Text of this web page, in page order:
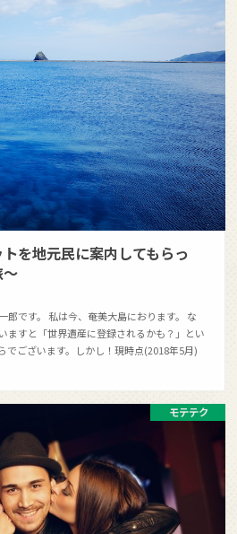
を地元民に案内してもらっ
郎です。 私は今、奄美大島におります。 な
ますと「世界遺産に登録されるかも？」とい
でございます。しかし！現時点(2018年5月)
モテテク